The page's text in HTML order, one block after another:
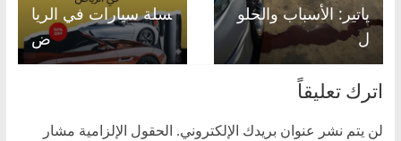
ياتير: الأسباب والحلو
ل
سلة سيارات في الريا
ض
اترك تعليقاً
لن يتم نشر عنوان بريدك الإلكتروني. الحقول الإلزامية مشار